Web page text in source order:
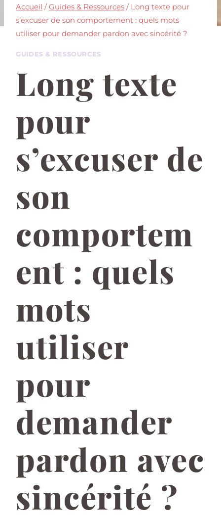
Accueil / Guides & Ressources / Long texte pour
s’excuser de son comportement : quels mots
utiliser pour demander pardon avec sincérité ?
GUIDES & RESSOURCES
Long texte
pour
s’excuser de
son
comportem
ent : quels
mots
utiliser
pour
demander
pardon avec
sincérité ?